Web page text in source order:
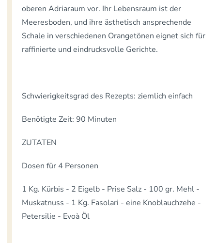
oberen Adriaraum vor. Ihr Lebensraum ist der
Meeresboden, und ihre ästhetisch ansprechende
Schale in verschiedenen Orangetönen eignet sich für
raffinierte und eindrucksvolle Gerichte.
Schwierigkeitsgrad des Rezepts: ziemlich einfach
Benötigte Zeit: 90 Minuten
ZUTATEN
Dosen für 4 Personen
1 Kg. Kürbis - 2 Eigelb - Prise Salz - 100 gr. Mehl -
Muskatnuss - 1 Kg. Fasolari - eine Knoblauchzehe -
Petersilie - Evoà Öl